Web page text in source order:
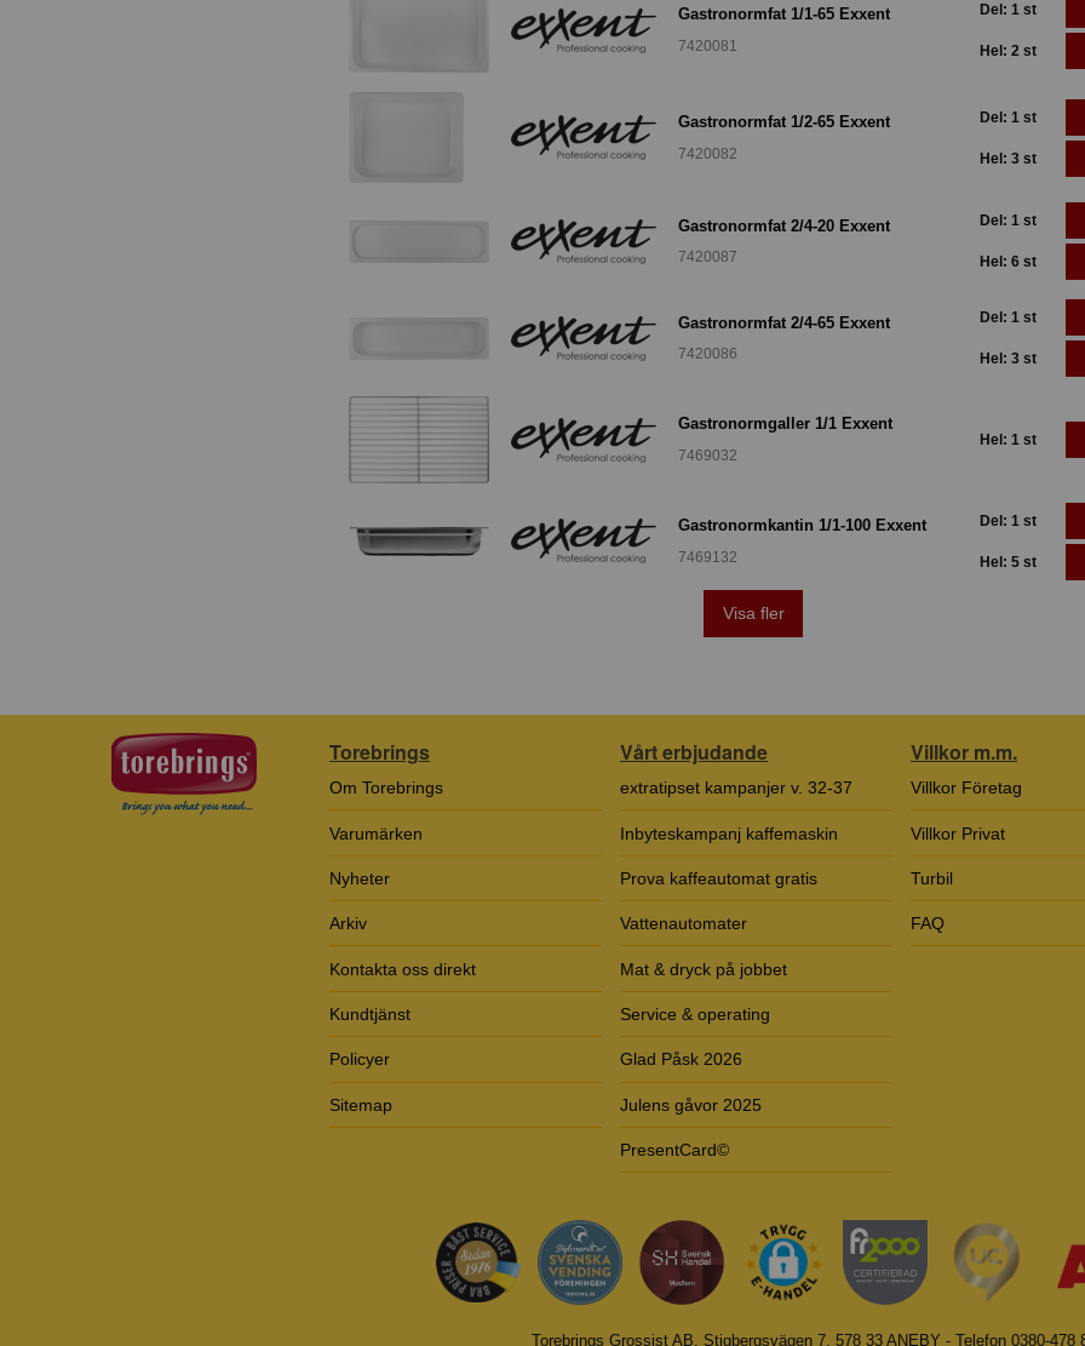
Gastronormfat 1/1-65 Exxent
7420081
Del: 1 st
Hel: 2 st
Gastronormfat 1/2-65 Exxent
7420082
Del: 1 st
Hel: 3 st
Gastronormfat 2/4-20 Exxent
7420087
Del: 1 st
Hel: 6 st
Gastronormfat 2/4-65 Exxent
7420086
Del: 1 st
Hel: 3 st
Gastronormgaller 1/1 Exxent
7469032
Hel: 1 st
Gastronormkantin 1/1-100 Exxent
7469132
Del: 1 st
Hel: 5 st
Visa fler
Torebrings
Om Torebrings
Varumärken
Nyheter
Arkiv
Kontakta oss direkt
Kundtjänst
Policyer
Sitemap
Vårt erbjudande
extratipset kampanjer v. 32-37
Inbyteskampanj kaffemaskin
Prova kaffeautomat gratis
Vattenautomater
Mat & dryck på jobbet
Service & operating
Glad Påsk 2026
Julens gåvor 2025
PresentCard©
Villkor m.m.
Villkor Företag
Villkor Privat
Turbil
FAQ
Torebrings Grossist AB, Stigbergsvägen 7, 578 33 ANEBY - Telefon 0380-478